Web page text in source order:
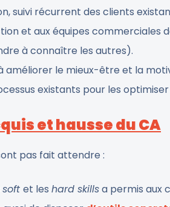
suivi récurrent des clients
et aux équipes commerciales
à connaître les autres).
améliorer le mieux-être et la
existants pour les
et hausse du CA
pas fait attendre :
soft et les hard skillsa permis aux